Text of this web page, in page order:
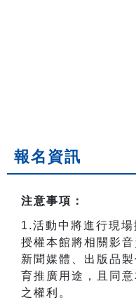
報名資訊
注意事項：
1.活動中將進行現
授權本館將相關影
新聞媒體、出版品
育推廣用途，且同
之權利。